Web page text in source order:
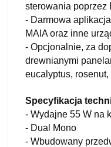
sterowania poprzez
- Darmowa
MAIA oraz inne
- Opcjonalnie, za
drewnianymi
eucalyptus,
Specyfikacja
- Wydajne 55 W na
- Dual Mono
- Wbudowany